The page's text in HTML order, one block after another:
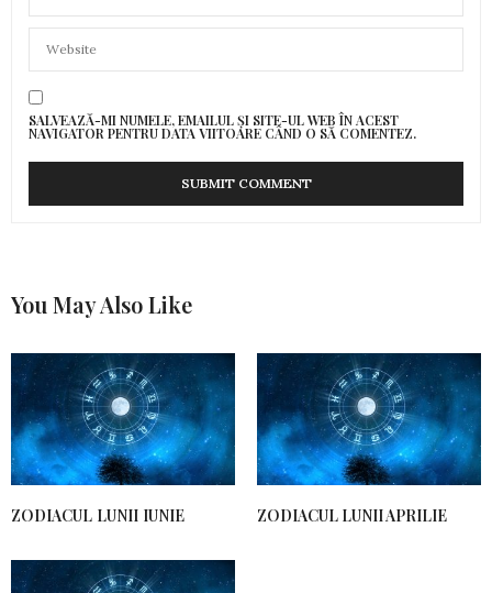
SALVEAZĂ-MI NUMELE, EMAILUL ȘI SITE-UL WEB ÎN ACEST
NAVIGATOR PENTRU DATA VIITOARE CÂND O SĂ COMENTEZ.
You May Also Like
ZODIACUL LUNII IUNIE ZODIACUL LUNII APRILIE